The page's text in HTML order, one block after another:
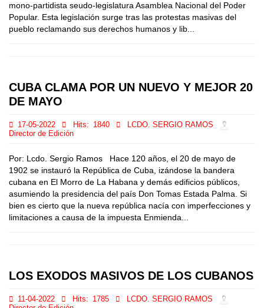
mono-partidista seudo-legislatura Asamblea Nacional del Poder
Popular. Esta legislación surge tras las protestas masivas del
pueblo reclamando sus derechos humanos y lib...
CUBA CLAMA POR UN NUEVO Y MEJOR 20
DE MAYO
17-05-2022 Hits: 1840
LCDO. SERGIO RAMOS
Director de Edición
Por: Lcdo. Sergio Ramos Hace 120 años, el 20 de mayo de
1902 se instauró la República de Cuba, izándose la bandera
cubana en El Morro de La Habana y demás edificios públicos,
asumiendo la presidencia del país Don Tomas Estada Palma. Si
bien es cierto que la nueva república nacía con imperfecciones y
limitaciones a causa de la impuesta Enmienda...
LOS EXODOS MASIVOS DE LOS CUBANOS
11-04-2022 Hits: 1785
LCDO. SERGIO RAMOS